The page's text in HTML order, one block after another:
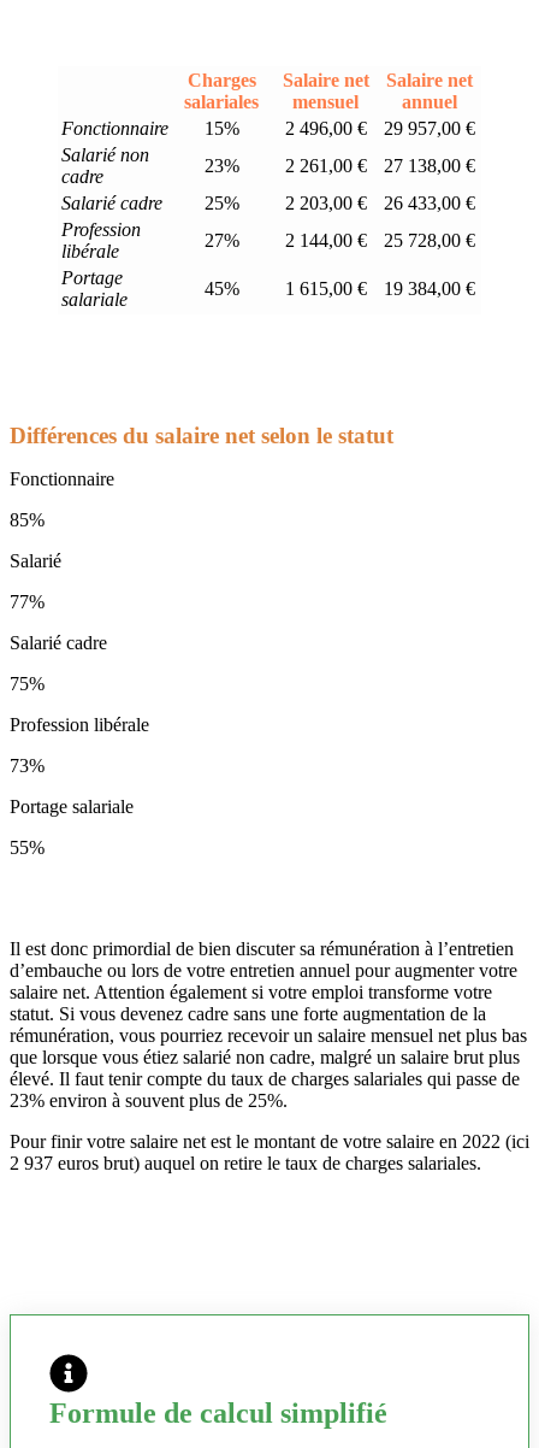
Charges
salariales
Salaire net
mensuel
Salaire net
annuel
Fonctionnaire
15% 2 496,00 €
29 957,00 €
Salarié non
cadre
23% 2 261,00 €
27 138,00 €
Salarié cadre
25% 2 203,00 €
26 433,00 €
Profession
libérale
27% 2 144,00 €
25 728,00 €
Portage
salariale
45% 1 615,00 € 19 384,00 €
Différences du salaire net selon le statut
Fonctionnaire
85%
Salarié
77%
Salarié cadre
75%
Profession libérale
73%
Portage salariale
55%
Il est donc primordial de bien discuter sa rémunération à l’entretien
d’embauche ou lors de votre entretien annuel pour augmenter votre
salaire net. Attention également si votre emploi transforme votre
statut. Si vous devenez cadre sans une forte augmentation de la
rémunération, vous pourriez recevoir un salaire mensuel net plus bas
que lorsque vous étiez salarié non cadre, malgré un salaire brut plus
élevé. Il faut tenir compte du taux de charges salariales qui passe de
23% environ à souvent plus de 25%.
Pour finir votre salaire net est le montant de votre salaire en 2022 (ici
2 937 euros brut) auquel on retire le taux de charges salariales.
Formule de calcul simplifié